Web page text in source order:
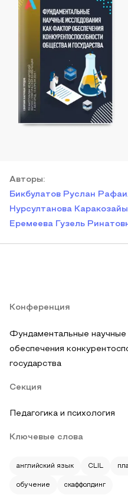
Авторы:
Бикбулатов Руслан
Нурсултанова
Еремеева Гузель
Конференция
Фундаментальные научные
обеспечения
государства
Секция
Педагогика и психология
Ключевые слова
английский язык CLIL
обучение скаффолдинг